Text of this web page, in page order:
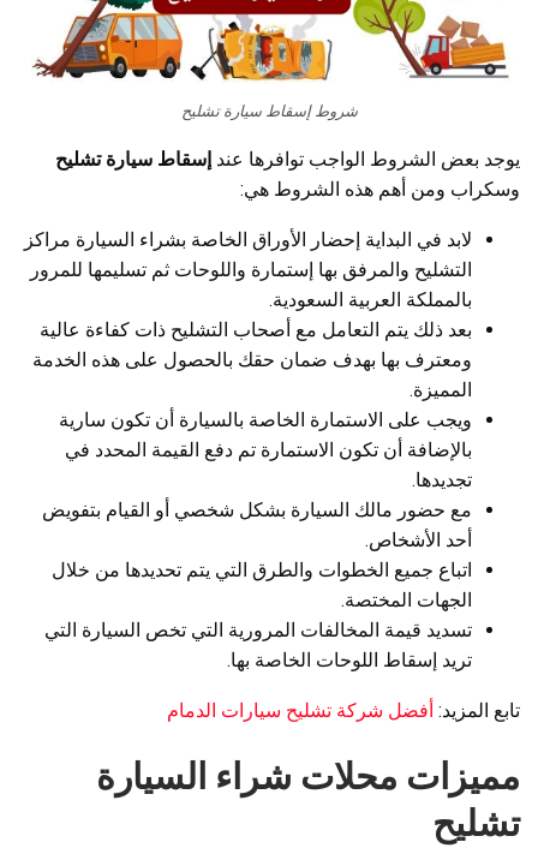
شروط إسقاط سيارة تشليح
يوجد بعض الشروط الواجب توافرها عند إسقاط سيارة تشليح
وسكراب ومن أهم هذه الشروط هي:
لابد في البداية إحضار الأوراق الخاصة بشراء السيارة مراكز
التشليح والمرفق بها إستمارة واللوحات ثم تسليمها للمرور
بالمملكة العربية السعودية.
بعد ذلك يتم التعامل مع أصحاب التشليح ذات كفاءة عالية
ومعترف بها بهدف ضمان حقك بالحصول على هذه الخدمة
المميزة.
ويجب على الاستمارة الخاصة بالسيارة أن تكون سارية
بالإضافة أن تكون الاستمارة تم دفع القيمة المحدد في
تجديدها.
مع حضور مالك السيارة بشكل شخصي أو القيام بتفويض
أحد الأشخاص.
اتباع جميع الخطوات والطرق التي يتم تحديدها من خلال
الجهات المختصة.
تسديد قيمة المخالفات المرورية التي تخص السيارة التي
تريد إسقاط اللوحات الخاصة بها.
تابع المزيد: أفضل شركة تشليح سيارات الدمام
مميزات محلات شراء السيارة
تشليح